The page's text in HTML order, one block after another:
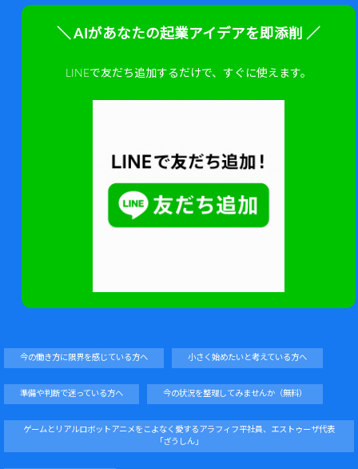
＼ AIがあなたの起業アイデアを即添削 ／
LINEで友だち追加するだけで、すぐに使えます。
今の働き方に限界を感じている方へ 小さく始めたいと考えている方へ
準備や判断で迷っている方へ 今の状況を整理してみませんか（無料）
ゲームとリアルロボットアニメをこよなく愛するアラフィフ平社員、エストゥーザ代表
「ざうしん」